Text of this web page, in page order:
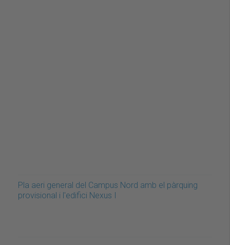
Pla aeri general del Campus Nord amb el pàrquing
provisional i l'edifici Nexus I